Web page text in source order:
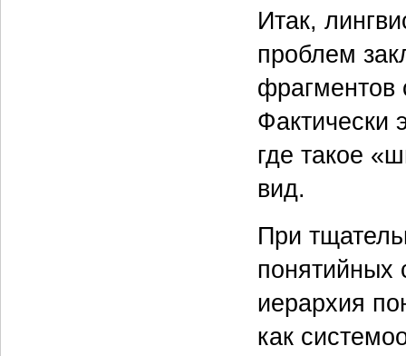
Итак,
проблем
Фактически
где такое
вид.
При
понятийных
иерархия
как